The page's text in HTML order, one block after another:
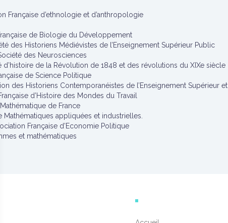
Française d’ethnologie et d’anthropologie
de Biologie du Développement
des Historiens Médiévistes de l’Enseignement Supérieur Public
des Neurosciences
d’histoire de la Révolution de 1848 et des révolutions du XIXe siècle
de Science Politique
des Historiens Contemporanéistes de l’Enseignement Supérieur
d’Histoire des Mondes du Travail
de France
appliquées et industrielles.
Française d’Economie Politique
et mathématiques